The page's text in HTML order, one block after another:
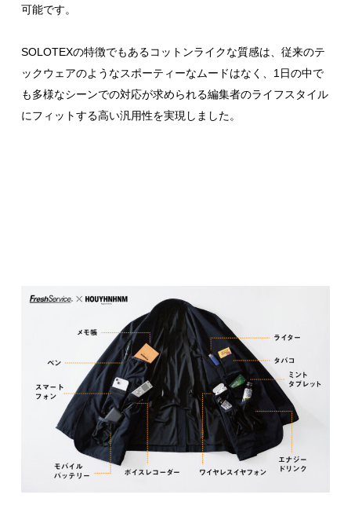
可能です。
SOLOTEXの特徴でもあるコットンライクな質感は、従来のテ
ックウェアのようなスポーティーなムードはなく、1日の中で
も多様なシーンでの対応が求められる編集者のライフスタイル
にフィットする高い汎用性を実現しました。